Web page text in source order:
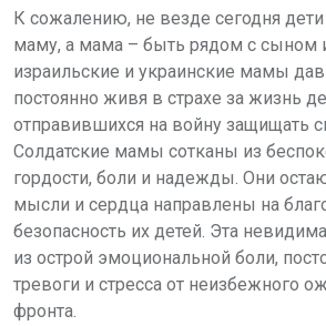
К сожалению, не везде сегодня дети
маму, а мама – быть рядом с сыном
израильские и украинские мамы
постоянно живя в страхе за жизнь
отправившихся на войну защищать
Солдатские мамы сотканы из
гордости, боли и надежды. Они
мысли и сердца направлены на
безопасность их детей. Эта
из острой эмоциональной боли,
тревоги и стресса от неизбежного
фронта.